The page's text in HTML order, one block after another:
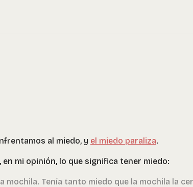
al miedo, y el miedo paraliza.
mi opinión, lo que significa tener miedo:
mochila. Tenía tanto miedo que la mochila la